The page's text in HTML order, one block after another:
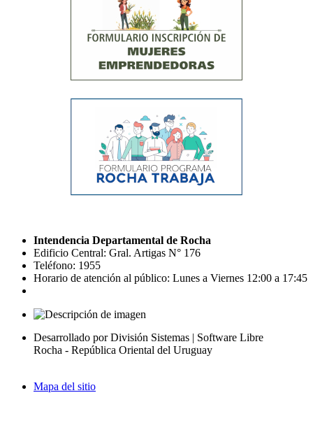
Intendencia Departamental de Rocha
Edificio Central: Gral. Artigas N° 176
Teléfono: 1955
Horario de atención al público: Lunes a Viernes 12:00 a 17:45
Desarrollado por División Sistemas | Software Libre
Rocha - República Oriental del Uruguay
Mapa del sitio